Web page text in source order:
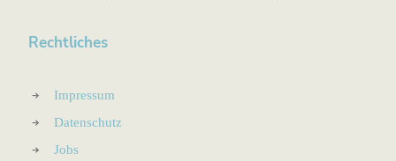
Rechtliches
Impressum
Datenschutz
Jobs